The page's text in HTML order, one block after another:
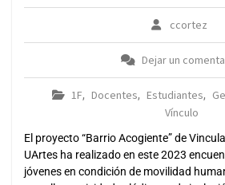
ccortez
Dejar un
1F, Docentes, Estudiantes,
Vínculo
El proyecto “Barrio Acogiente” de
UArtes ha realizado en este 2023
jóvenes en condición de movilidad